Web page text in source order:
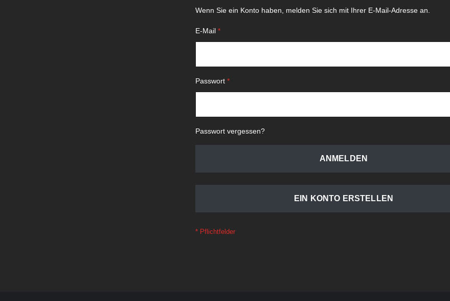
Wenn Sie ein Konto haben, melden Sie sich mit Ihrer E-Mail-Adresse an.
E-Mail
Passwort
Passwort vergessen?
ANMELDEN
EIN KONTO ERSTELLEN